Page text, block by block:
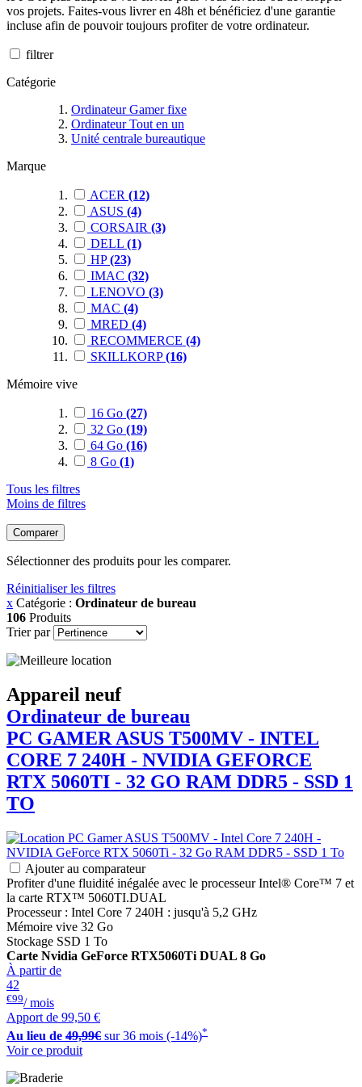
vos projets. Faites-vous livrer en 48h et bénéficiez d'une garantie
incluse afin de pouvoir toujours profiter de votre ordinateur.
filtrer
Catégorie
Ordinateur Gamer fixe
Ordinateur Tout en un
Unité centrale bureautique
Marque
ACER (12)
ASUS (4)
CORSAIR (3)
DELL (1)
HP(23)
IMAC (32)
LENOVO (3)
MAC (4)
MRED (4)
RECOMMERCE (4)
SKILLKORP(16)
Mémoire vive
16 Go (27)
32 Go (19)
64 Go (16)
8 Go (1)
Tous les filtres
Moins de filtres
Comparer
Sélectionner des produits pour les comparer.
Réinitialiser les filtres
x Catégorie : Ordinateur de bureau
106 Produits
Trier par
Appareil neuf
Ordinateur de bureau
PC GAMER ASUS T500MV - INTEL
CORE 7 240H - NVIDIA GEFORCE
RTX 5060TI - 32 GO RAM DDR5 - SSD 1
TO
Ajouter au comparateur
Profiter d'une fluidité inégalée avec le processeur Intel® Core™ 7 et
la carte RTX™ 5060TI.DUAL
Processeur : Intel Core 7 240H : jusqu'à 5,2 GHz
Mémoire vive 32 Go
Stockage SSD 1 To
Carte Nvidia GeForce RTX5060Ti DUAL 8 Go
À partir de
42
€99/ mois
Apport de 99,50 €
Au lieu de 49,99€ sur 36 mois (-14%)*
Voir ce produit